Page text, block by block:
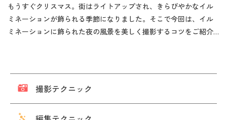
もうすぐクリスマス。街はライトアップされ、きらびやかなイル
ミネーションが飾られる季節になりました。そこで今回は、イル
ミネーションに飾られた夜の風景を美しく撮影するコツをご紹介…
撮影テクニック